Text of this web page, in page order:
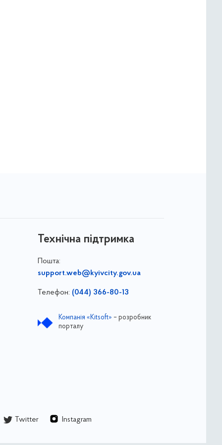
Технічна підтримка
Пошта:
support.web@kyivcity.gov.ua
Телефон: (044) 366-80-13
Компанія «Kitsoft» – розробник
порталу
Twitter Instagram